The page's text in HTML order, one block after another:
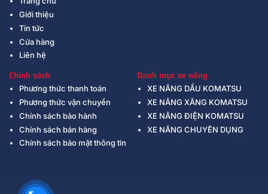
Giới thiệu
Tin tức
Cửa hàng
Liên hệ
Chính sách
Phương thức thanh toán
Phương thức vận chuyển
Chính sách bảo hành
Chính sách bán hàng
Chính sách bảo mật thông tin
Danh mục xe nâng
XE NÂNG DẦU KOMATSU
XE NÂNG XĂNG KOMATSU
XE NÂNG ĐIỆN KOMATSU
XE NÂNG CHUYÊN DỤNG